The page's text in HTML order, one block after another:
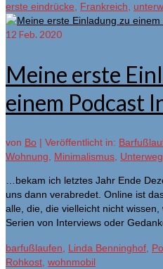
erste eindrücke Frankreich
12 Feb. 2020
Meine erste
einem Podcast
von Bo | Veröffentlicht in:
Wohnung
Minimalismus
…bekam ich letztes Jahr Ende
uns dann verabredet. Online ist
alle, die, die vielleicht nicht
Serien von Interviews oder
barfußlaufen Linda Benninghof
Rohkost wohnmobil